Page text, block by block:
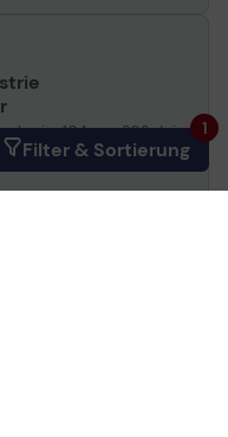
Filter & Sortierung
1
104mm, 203 dpi,
Aufwickler